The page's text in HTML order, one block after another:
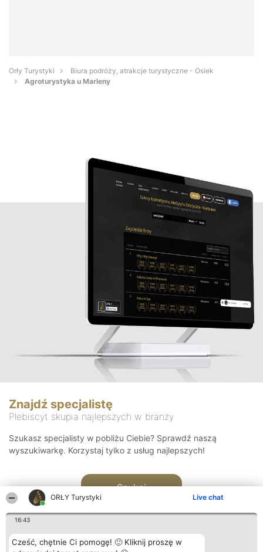
ORŁY Turystyki Live chat
16:43
Cześć, chętnie Ci pomogę! 🙂 Kliknij proszę w
Orły Turystyki
Biura podróży, atrakcje turystyczne - Osiek
Agroturystyka u Marleny
Znajdź specjalistę
Plebiscyt skupia najlepszych w branży
Szukasz specjalisty w pobliżu Ciebie? Sprawdź naszą
wyszukiwarkę. Korzystaj tylko z usług najlepszych!
Szukaj